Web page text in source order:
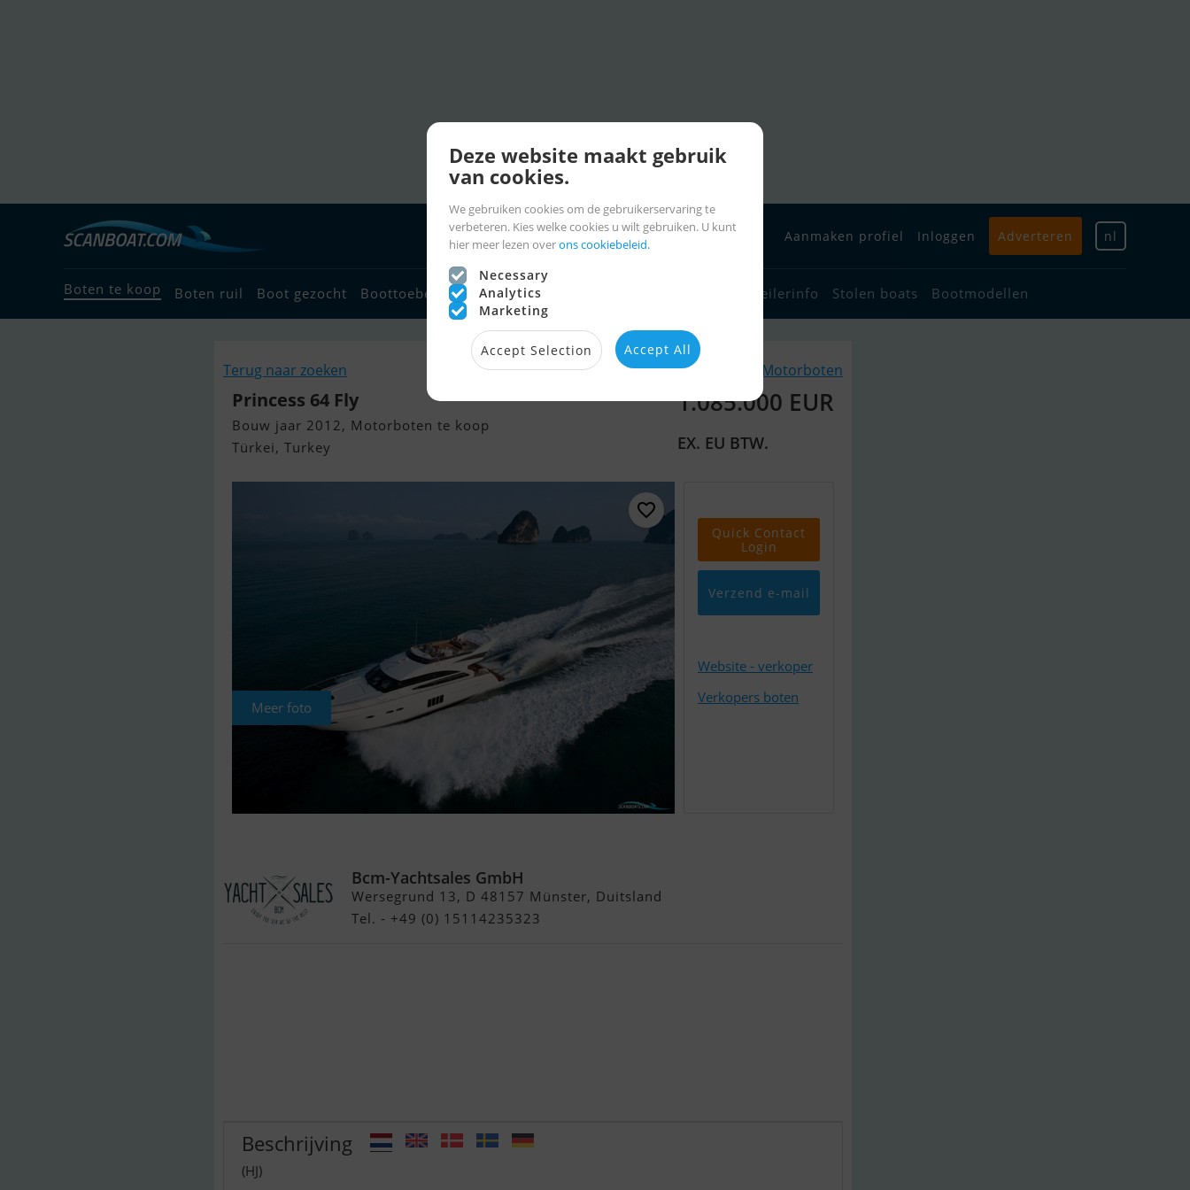
Aanmaken profiel Inloggen Adverteren nl
Boten te koop Boten ruil Boot gezocht Boottoebehoren Bootverkopers Zeilerinfo Stolen boats Bootmodellen
Terug naar zoeken Soortgelijk Motorboten
Princess 64 Fly
Bouw jaar 2012, Motorboten te koop
Türkei, Turkey
1.085.000 EUR
EX. EU BTW.
Meer foto
Quick Contact
Login
Verzend e-mail
Website - verkoper
Verkopers boten
Bcm-Yachtsales GmbH
Wersegrund 13, D 48157 Münster, Duitsland
Tel. - +49 (0) 15114235323
Beschrijving
(HJ)
Deze website maakt gebruik
van cookies.
We gebruiken cookies om de gebruikerservaring te
verbeteren. Kies welke cookies u wilt gebruiken. U kunt
hier meer lezen overons cookiebeleid.
Necessary
Analytics
Marketing
Accept Selection Accept All